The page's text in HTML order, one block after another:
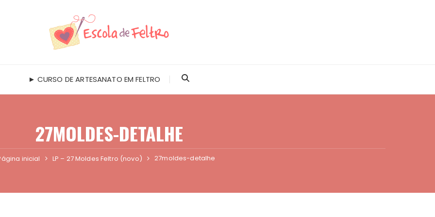
► CURSO DE ARTESANATO EM FELTRO
27MOLDES-DETALHE
inicial LP – 27 Moldes Feltro (novo) 27moldes-detalhe